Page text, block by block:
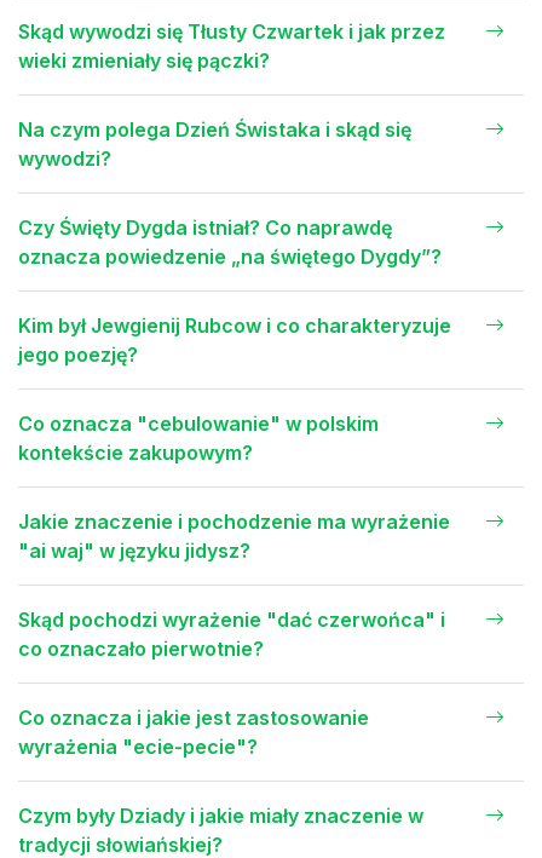
Skąd wywodzi się Tłusty Czwartek i jak przez
wieki zmieniały się pączki?
Na czym polega Dzień Świstaka i skąd się
wywodzi?
Czy Święty Dygda istniał? Co naprawdę
oznacza powiedzenie „na świętego Dygdy”?
Kim był Jewgienij Rubcow i co charakteryzuje
jego poezję?
Co oznacza "cebulowanie" w polskim
kontekście zakupowym?
Jakie znaczenie i pochodzenie ma wyrażenie
"ai waj" w języku jidysz?
Skąd pochodzi wyrażenie "dać czerwońca" i
co oznaczało pierwotnie?
Co oznacza i jakie jest zastosowanie
wyrażenia "ecie-pecie"?
Czym były Dziady i jakie miały znaczenie w
tradycji słowiańskiej?